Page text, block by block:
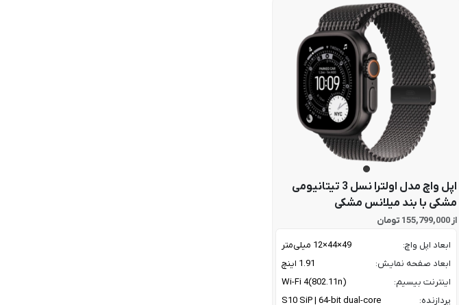
اپل واچ مدل اولترا نسل 3 تیتانیومی
مشکی با بند میلانس مشکی
از 155,799,000 تومان
ابعاد اپل واچ:
49×44×12 میلی‌متر
ابعاد صفحه نمایش:
1.91 اینچ
اینترنت بیسیم:
Wi-Fi 4(802.11n)
پردازنده:
S10 SiP | 64-bit dual-core